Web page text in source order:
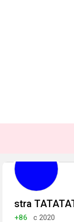
stra
+86 с 2020